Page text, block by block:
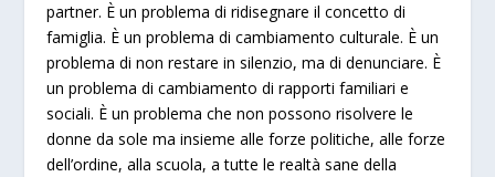
partner. È un problema di ridisegnare il concetto di
famiglia. È un problema di cambiamento culturale. È un
problema di non restare in silenzio, ma di denunciare. È
un problema di cambiamento di rapporti familiari e
sociali. È un problema che non possono risolvere le
donne da sole ma insieme alle forze politiche, alle forze
dell’ordine, alla scuola, a tutte le realtà sane della